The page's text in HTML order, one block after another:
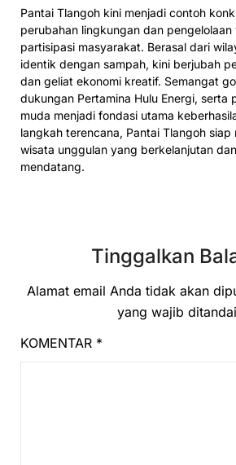
Pantai Tlangoh kini menjadi contoh
perubahan lingkungan dan
partisipasi masyarakat. Berasal dari
identik dengan sampah, kini berjubah
dan geliat ekonomi kreatif. Semangat
dukungan Pertamina Hulu Energi, serta
muda menjadi fondasi utama
langkah terencana, Pantai Tlangoh siap
wisata unggulan yang berkelanjutan
mendatang.
Tinggalkan
Alamat email Anda tidak akan
yang wajib ditandai
KOMENTAR *